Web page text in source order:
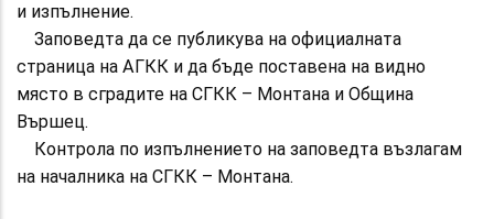
и изпълнение.
Заповедта да се публикува на официалната
страница на АГКК и да бъде поставена на видно
място в сградите на СГКК – Монтана и Община
Вършец.
Контрола по изпълнението на заповедта възлагам
на началника на СГКК – Монтана.